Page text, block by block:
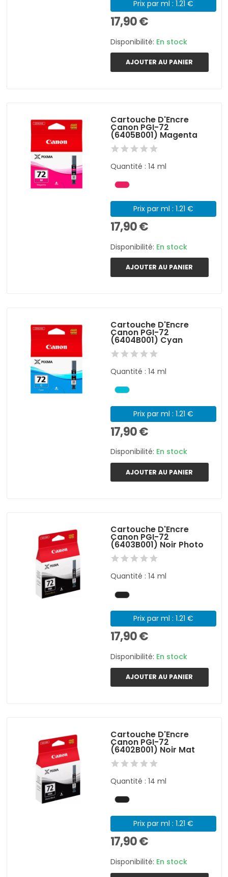
Prix par ml : 1.21 €
17,90 €
Disponibilité: En stock
AJOUTER AU PANIER
Cartouche D'Encre
Canon PGI-72
(6405B001) Magenta
Quantité : 14 ml
Prix par ml : 1.21 €
17,90 €
Disponibilité: En stock
AJOUTER AU PANIER
Cartouche D'Encre
Canon PGI-72
(6404B001) Cyan
Quantité : 14 ml
Prix par ml : 1.21 €
17,90 €
Disponibilité: En stock
AJOUTER AU PANIER
Cartouche D'Encre
Canon PGI-72
(6403B001) Noir Photo
Quantité : 14 ml
Prix par ml : 1.21 €
17,90 €
Disponibilité: En stock
AJOUTER AU PANIER
Cartouche D'Encre
Canon PGI-72
(6402B001) Noir Mat
Quantité : 14 ml
Prix par ml : 1.21 €
17,90 €
Disponibilité: En stock